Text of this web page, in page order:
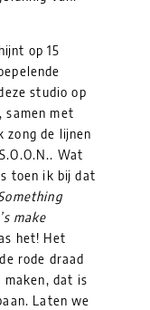
op 15
studio op
samen met
zong de lijnen
Wat
toen ik bij dat
Something
make
het! Het
rode draad
dat is
Laten we